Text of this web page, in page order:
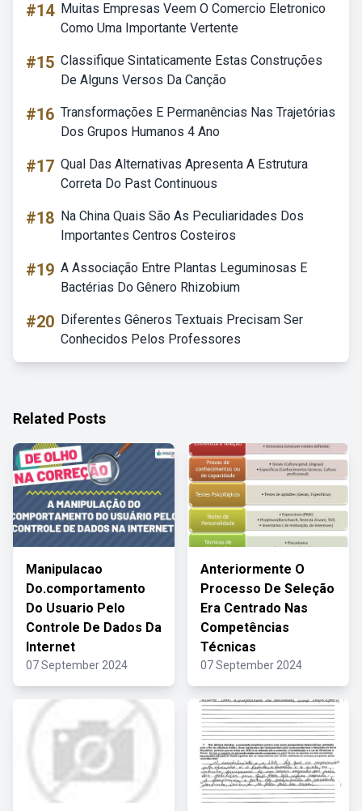
#14 Muitas Empresas Veem O Comercio Eletronico
Como Uma Importante Vertente
#15 Classifique Sintaticamente Estas Construções
De Alguns Versos Da Canção
#16 Transformações E Permanências Nas Trajetórias
Dos Grupos Humanos 4 Ano
#17 Qual Das Alternativas Apresenta A Estrutura
Correta Do Past Continuous
#18 Na China Quais São As Peculiaridades Dos
Importantes Centros Costeiros
#19 A Associação Entre Plantas Leguminosas E
Bactérias Do Gênero Rhizobium
#20 Diferentes Gêneros Textuais Precisam Ser
Conhecidos Pelos Professores
Related Posts
Manipulacao
Do.comportamento
Do Usuario Pelo
Controle De Dados Da
Internet
07 September 2024
Anteriormente O
Processo De Seleção
Era Centrado Nas
Competências
Técnicas
07 September 2024